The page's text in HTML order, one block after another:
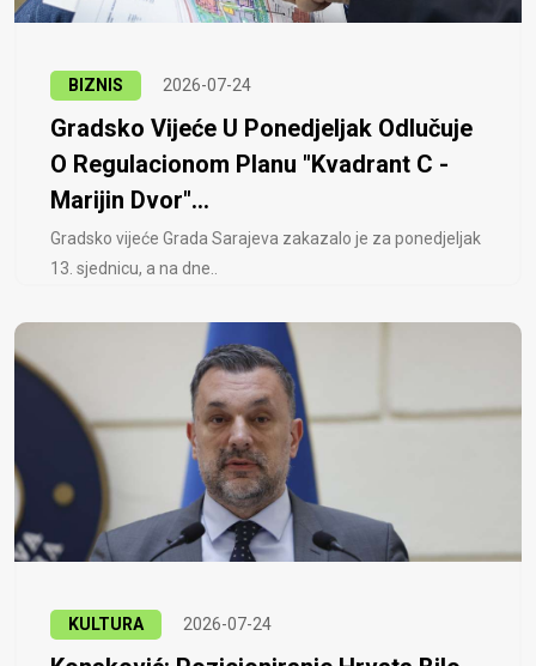
BIZNIS 2026-07-24
Gradsko Vijeće U Ponedjeljak Odlučuje
O Regulacionom Planu "Kvadrant C -
Marijin Dvor"...
Gradsko vijeće Grada Sarajeva zakazalo je za ponedjeljak
13. sjednicu, a na dne..
KULTURA 2026-07-24